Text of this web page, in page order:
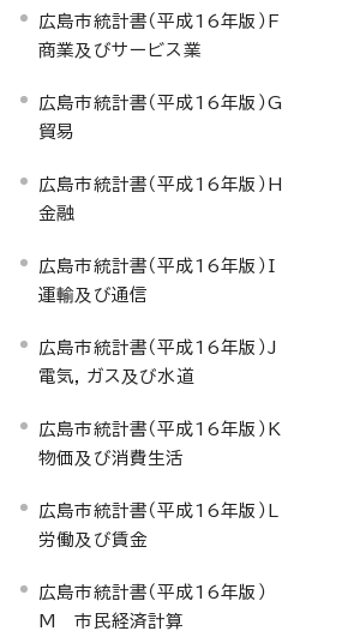
広島市統計書（平成16年版）F
商業及びサービス業
広島市統計書（平成16年版）G
貿易
広島市統計書（平成16年版）H
金融
広島市統計書（平成16年版）I
運輸及び通信
広島市統計書（平成16年版）J
電気，ガス及び水道
広島市統計書（平成16年版）K
物価及び消費生活
広島市統計書（平成16年版）L
労働及び賃金
広島市統計書（平成16年版）
M 市民経済計算